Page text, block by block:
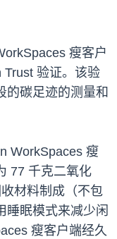
瘦客户
Trust 验证。该验
的碳足迹的测量和
WorkSpaces 瘦
77 千克二氧化
材料制成（不包
睡眠模式来减少闲
瘦客户端经久